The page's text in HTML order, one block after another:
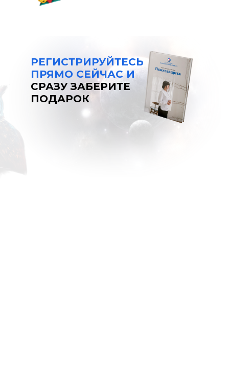
РЕГИСТРИРУЙТЕСЬ
ПРЯМО СЕЙЧАС И
СРАЗУ ЗАБЕРИТЕ
ПОДАРОК